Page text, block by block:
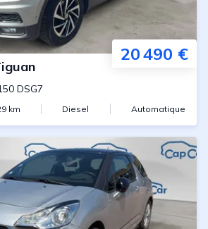
20 490 €
DSG7
km Diesel Automatique